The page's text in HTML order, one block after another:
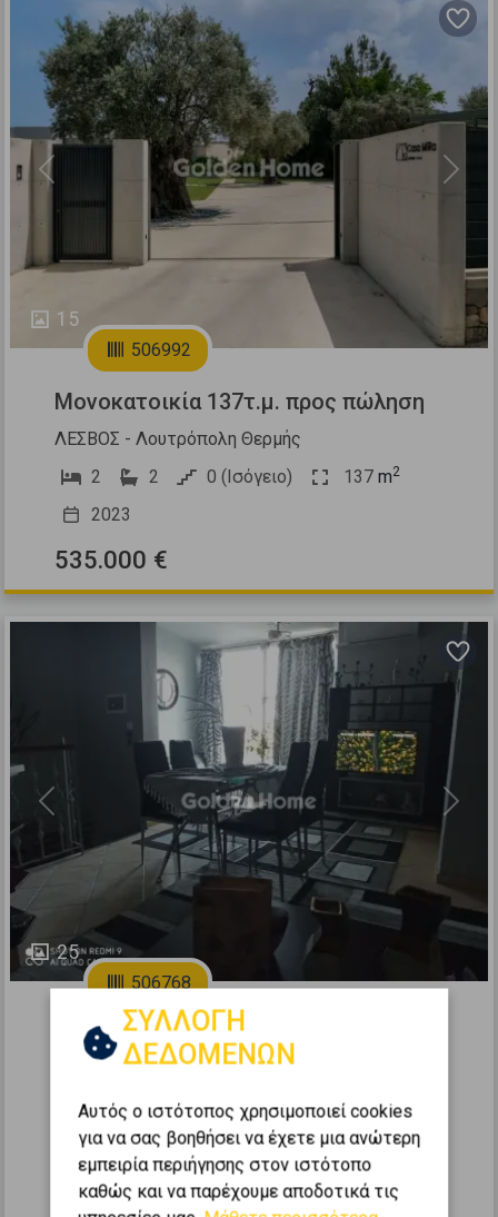
15
Previous Next
506992
Μονοκατοικία 137τ.μ. προς πώληση
ΛΕΣΒΟΣ - Λουτρόπολη Θερμής
2
2 0 (Ισόγειο) 137 m2
2023
535.000 €
25
Previous Next
506768
Μονοκατοικία 70τ.μ. προς πώληση
ΛΕΣΒΟΣ - Μυτιλήνη
2
1 0 (Ισόγειο) 70m2
1925
120.000 €
ΣΥΛΛΟΓΗ
ΔΕΔΟΜΕΝΩΝ
Αυτός ο ιστότοπος χρησιμοποιεί cookies
για να σας βοηθήσει να έχετε μια ανώτερη
εμπειρία περιήγησης στον ιστότοπο
καθώς και να παρέχουμε αποδοτικά τις